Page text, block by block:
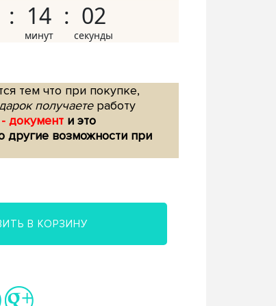
14 01
тем что при покупке,
получаетеработу
документ и это
другие возможности при
В КОРЗИНУ